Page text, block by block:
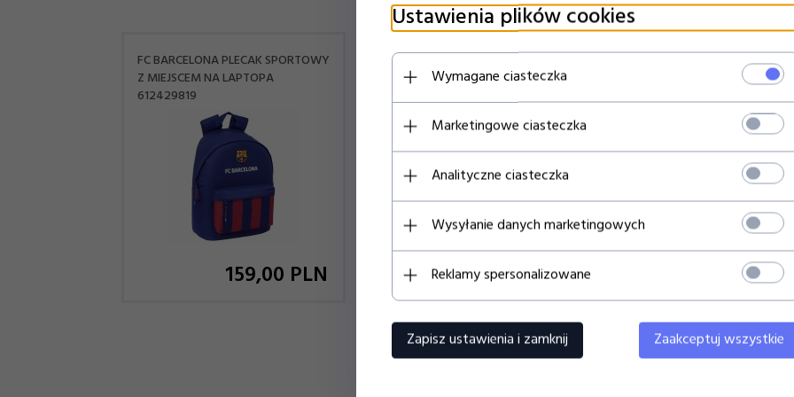
FC BARCELONA PLECAK SPORTOWY
Z MIEJSCEM NA LAPTOPA
612429819
159,00 PLN
REAL MADRYT PLECAK SPORTOWY
Z MIEJSCEM NA LAPTOPA
169,00PLN
FC BARCELONA PLECAK
Z MIEJSCEM NA LAPTOPA
642485820
199,00PLN
Ustawienia plików cookies
Wymagane ciasteczka
Marketingowe ciasteczka
Analityczne ciasteczka
Wysyłanie danych marketingowych
Reklamy spersonalizowane
Zapisz ustawienia i zamknij Zaakceptuj wszystkie